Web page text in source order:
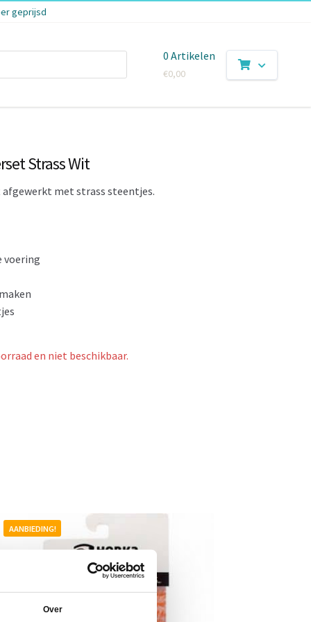
Over
geprijsd
0 Artikelen
€0,00
Strass Wit
afgewerkt met strass steentjes.
voering
en niet beschikbaar.
AANBIEDING!